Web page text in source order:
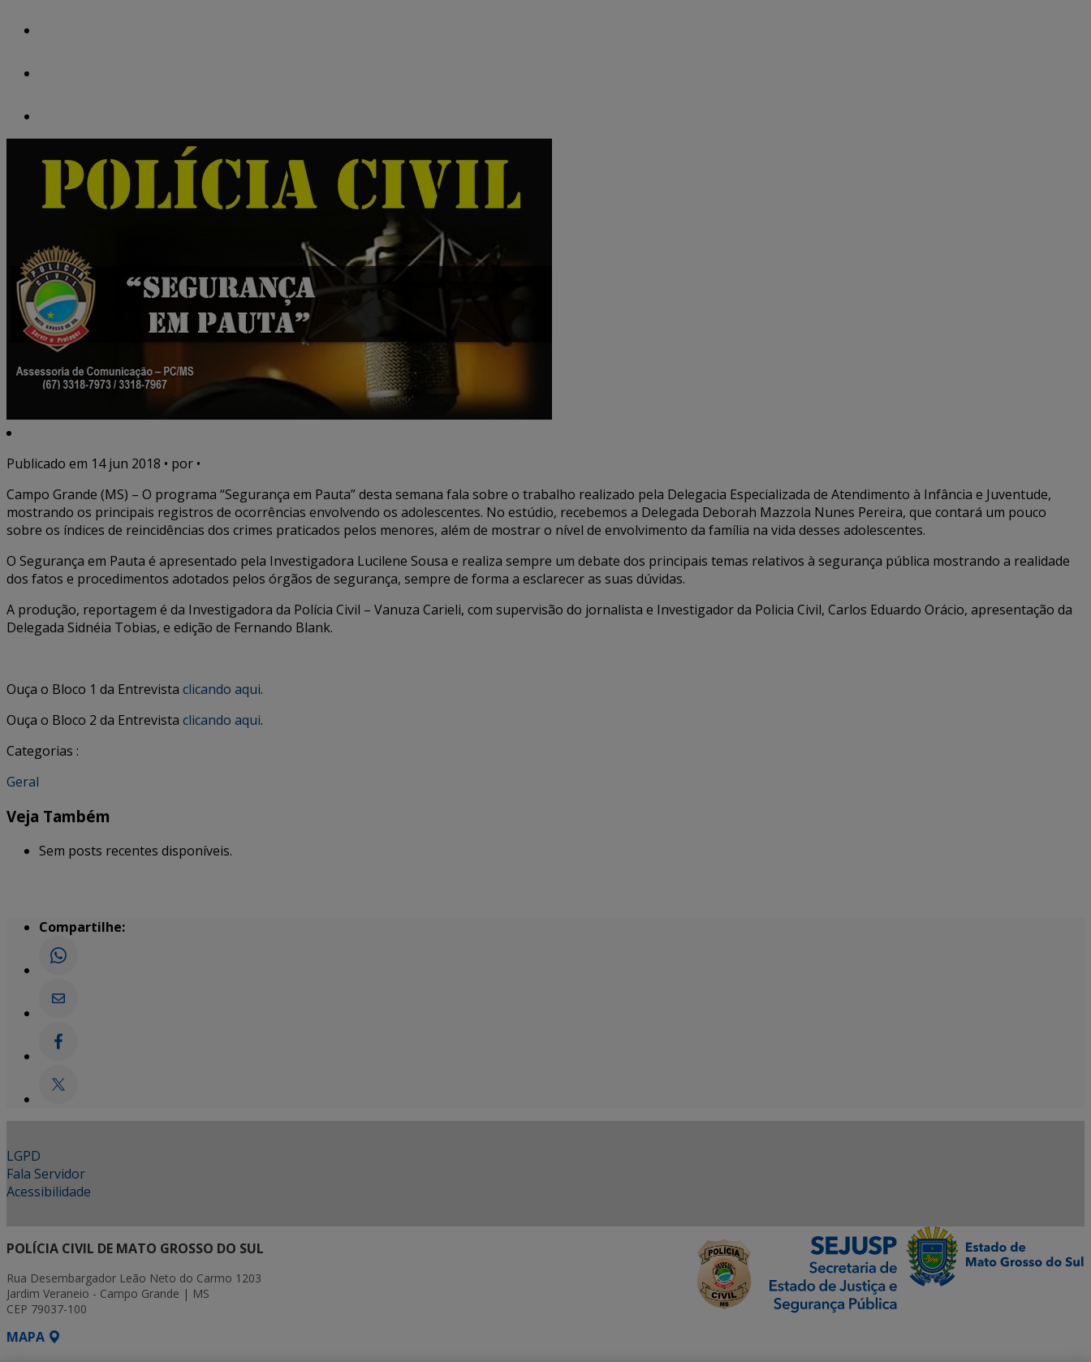
Publicado em 14 jun 2018 • por •
Campo Grande (MS) – O programa “Segurança em Pauta” desta semana fala sobre o trabalho realizado pela Delegacia Especializada de Atendimento à Infância e Juventude,
mostrando os principais registros de ocorrências envolvendo os adolescentes. No estúdio, recebemos a Delegada Deborah Mazzola Nunes Pereira, que contará um pouco
sobre os índices de reincidências dos crimes praticados pelos menores, além de mostrar o nível de envolvimento da família na vida desses adolescentes.
O Segurança em Pauta é apresentado pela Investigadora Lucilene Sousa e realiza sempre um debate dos principais temas relativos à segurança pública mostrando a realidade
dos fatos e procedimentos adotados pelos órgãos de segurança, sempre de forma a esclarecer as suas dúvidas.
A produção, reportagem é da Investigadora da Polícia Civil – Vanuza Carieli, com supervisão do jornalista e Investigador da Policia Civil, Carlos Eduardo Orácio, apresentação da
Delegada Sidnéia Tobias, e edição de Fernando Blank.
Ouça o Bloco 1 da Entrevista clicando aqui.
Ouça o Bloco 2 da Entrevista clicando aqui.
Categorias :
Geral
Veja Também
Sem posts recentes disponíveis.
Compartilhe:
LGPD
Fala Servidor
Acessibilidade
POLÍCIA CIVIL DE MATO GROSSO DO SUL
Rua Desembargador Leão Neto do Carmo 1203
Jardim Veraneio - Campo Grande | MS
CEP 79037-100
MAPA